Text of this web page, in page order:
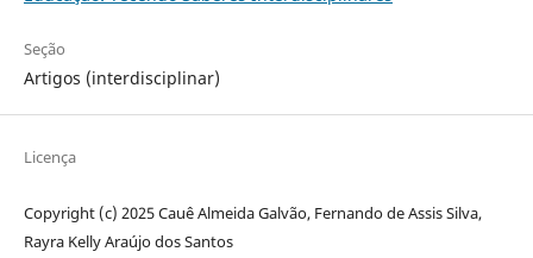
Seção
Artigos (interdisciplinar)
Licença
Copyright (c) 2025 Cauê Almeida Galvão, Fernando de Assis Silva,
Rayra Kelly Araújo dos Santos